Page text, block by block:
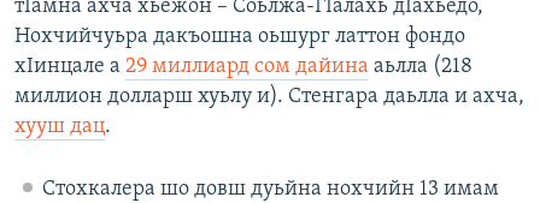
тIамна ахча хьежон – Соьлжа-ГIалахь дIахьедо,
Нохчийчуьра дакъошна оьшург латтон фондо
хIинцале а 29 миллиард сом дайина аьлла (218
миллион долларш хуьлу и). Стенгара даьлла и ахча,
хууш дац.
Стохкалера шо довш дуьйна нохчийн 13 имам